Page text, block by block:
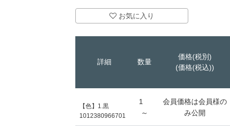
お気に入り
詳細 数量
価格(税別)
(価格(税込))
【色】1.黒
1012380966701
1
～
会員価格は会員様の
み公開